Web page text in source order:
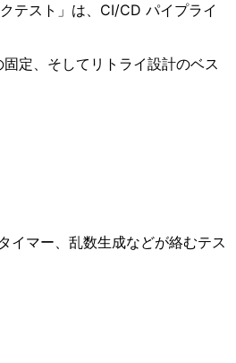
テスト」は、CI/CD パイプライ
定、そしてリトライ設計のベス
マー、乱数生成などが絡むテス